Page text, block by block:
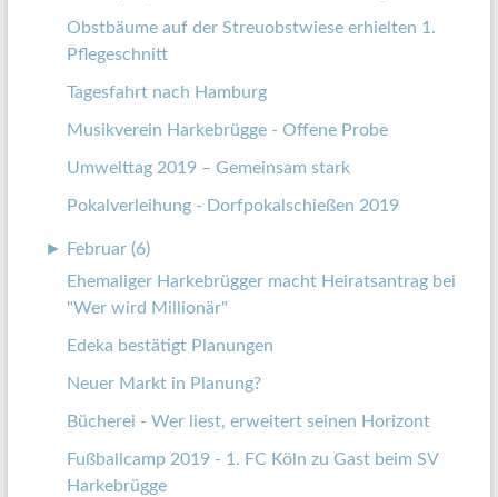
Obstbäume auf der Streuobstwiese erhielten 1.
Pflegeschnitt
Tagesfahrt nach Hamburg
Musikverein Harkebrügge - Offene Probe
Umwelttag 2019 – Gemeinsam stark
Pokalverleihung - Dorfpokalschießen 2019
►
Februar (6)
Ehemaliger Harkebrügger macht Heiratsantrag bei
"Wer wird Millionär"
Edeka bestätigt Planungen
Neuer Markt in Planung?
Bücherei - Wer liest, erweitert seinen Horizont
Fußballcamp 2019 - 1. FC Köln zu Gast beim SV
Harkebrügge